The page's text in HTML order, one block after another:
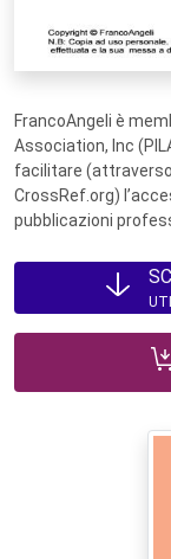
FrancoAngeli è
Association, Inc
facilitare
CrossRef.org)
pubblicazioni